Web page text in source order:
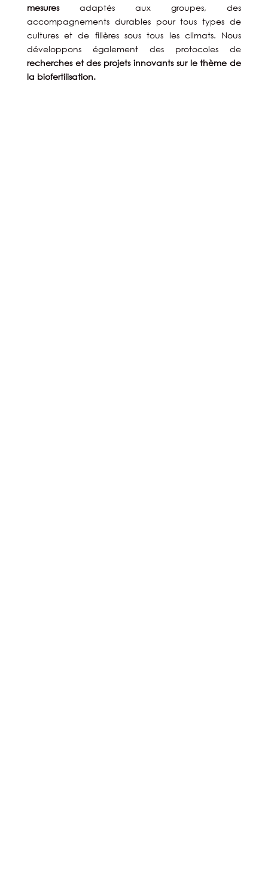
mesuresadaptés aux groupes, des
accompagnements durables pour tous types de
cultures et de filières sous tous les climats. Nous
développons également des protocoles de
recherches et des projets innovants sur le thème de
la biofertilisation.